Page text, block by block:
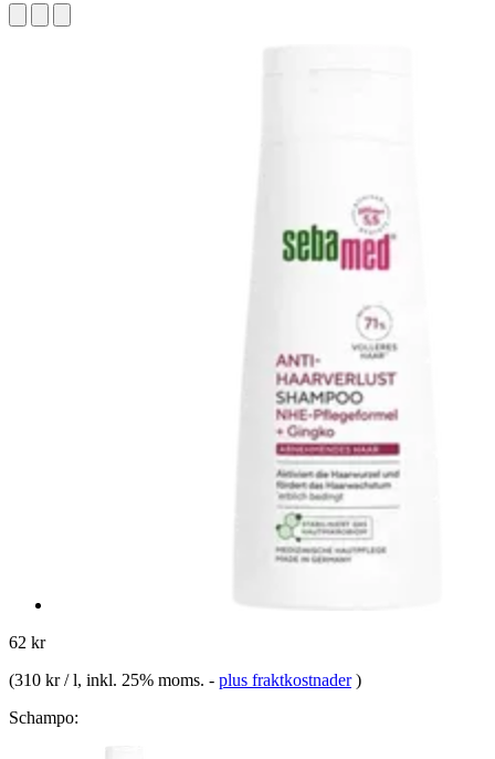
62 kr
(310 kr / l, inkl. 25% moms. - plus fraktkostnader )
Schampo: